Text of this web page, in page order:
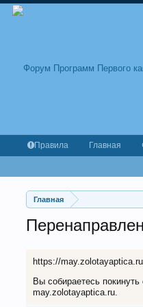
Главная
https://
Вы собираетесь
may.zolotayaptica.ru.
Правила Главная